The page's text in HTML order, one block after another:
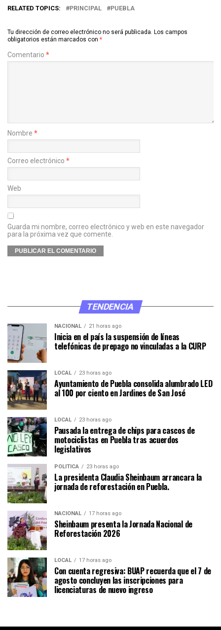
RELATED TOPICS: PRINCIPAL PUEBLA
Tu dirección de correo electrónico no será publicada. Los campos
obligatorios están marcados con *
Comentario *
Nombre *
Correo electrónico *
Web
Guarda mi nombre, correo electrónico y web en este navegador
para la próxima vez que comente.
TENDENCIA
NACIONAL 21 horas ago
Inicia en el país la suspensión de líneas
telefónicas de prepago no vinculadas a la CURP
LOCAL 23 horas ago
Ayuntamiento de Puebla consolida alumbrado LED
al 100 por ciento en Jardines de San José
LOCAL 23 horas ago
Pausada la entrega de chips para cascos de
motociclistas en Puebla tras acuerdos
legislativos
POLÍTICA 23 horas ago
La presidenta Claudia Sheinbaum arrancara la
jornada de reforestación en Puebla.
NACIONAL 17 horas ago
Sheinbaum presenta la Jornada Nacional de
Reforestación 2026
LOCAL 17 horas ago
Con cuenta regresiva: BUAP recuerda que el 7 de
agosto concluyen las inscripciones para
licenciaturas de nuevo ingreso